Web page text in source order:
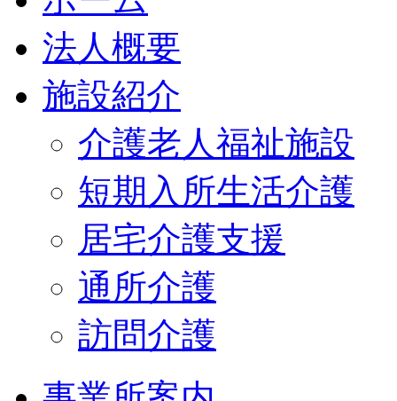
法人概要
施設紹介
介護老人福祉施設
短期入所生活介護
居宅介護支援
通所介護
訪問介護